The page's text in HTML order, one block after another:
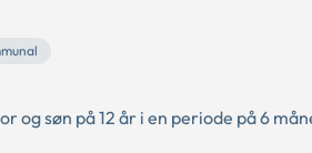
søn på 12 år i en periode på 6